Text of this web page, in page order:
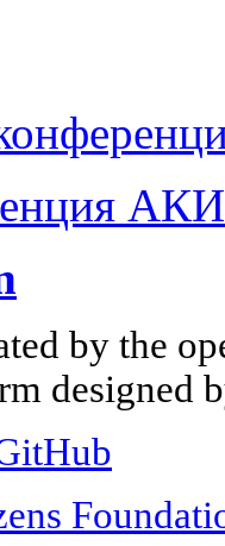
by the
designed